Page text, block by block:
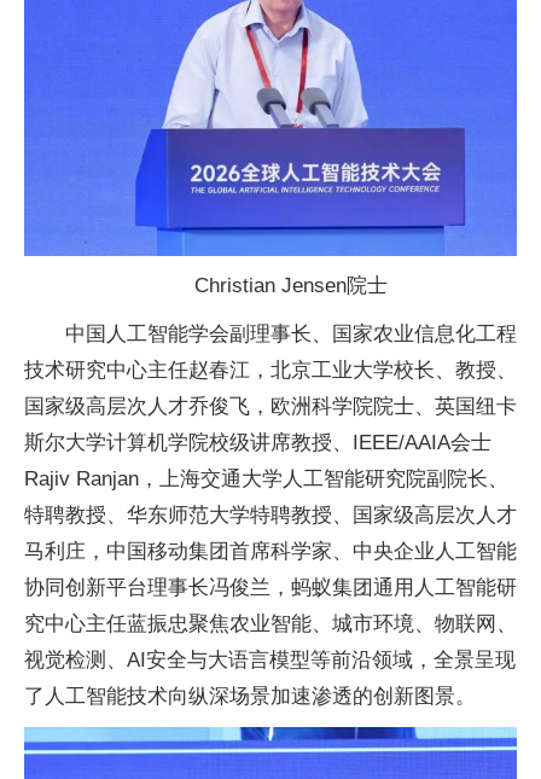
Christian Jensen院士
中国人工智能学会副理事长、
国家农业信息化工程
技术研究中心主任赵春江，北京工业大学校长、教授、
国家级高层次人才乔俊飞，欧洲科学院院士、英国纽卡
斯尔大学计算机学院校级讲席教授、IEEE/AAIA会士
Rajiv Ranjan，上海交通大学人工智能研究院副院长、
特聘教授、华东师范大学特聘教授、
国家级高层次人才
马利庄， 中国移动集团首席科学家、 中央企业人工智能
协同创新平台理事长冯俊兰，蚂蚁集团通用人工智能研
究中心主任蓝振忠聚焦农业智能、城市环境、物联网、
视觉检测、AI安全与大语言模型等前沿领域，全景呈现
了人工智能技术向纵深场景加速渗透的创新图景。